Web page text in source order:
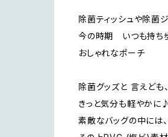
除菌ティッシュや除菌
今の時期 いつも持ち
おしゃれなポーチ
除菌グッズと 言えども
きっと気分も軽やかに♪
素敵なバッグの中には